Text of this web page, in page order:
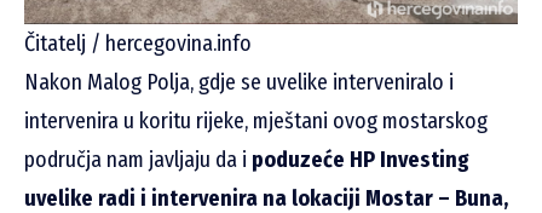
Čitatelj / hercegovina.info
Nakon Malog Polja, gdje se uvelike interveniralo i
intervenira u koritu rijeke, mještani ovog mostarskog
područja nam javljaju da i poduzeće HP Investing
uvelike radi i intervenira na lokaciji Mostar – Buna,